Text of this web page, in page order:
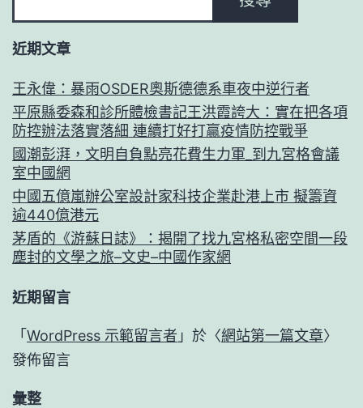
近期文章
王永偉：暴雨OSDER奧斯德德系車夜中逆行者
平原縣委森和診所體檢書記王洪霞誇大：實在把各項
防控辦法落實落細 連續打好打贏疫情防控戰爭
國潮彭湃，文明自負點亮花費生力軍_到九宮格會議
室中國網
中國五億嵐辦公室設計家科技企業赴港上市 擬籌資
逾440億港元
茅盾的《游蘇日誌》：揭開了找九宮格私密空間一段
塵封的文學之旅–文史–中國作家網
近期留言
「WordPress 示範留言者 」於〈網站第一篇文章〉
發佈留言
彙整